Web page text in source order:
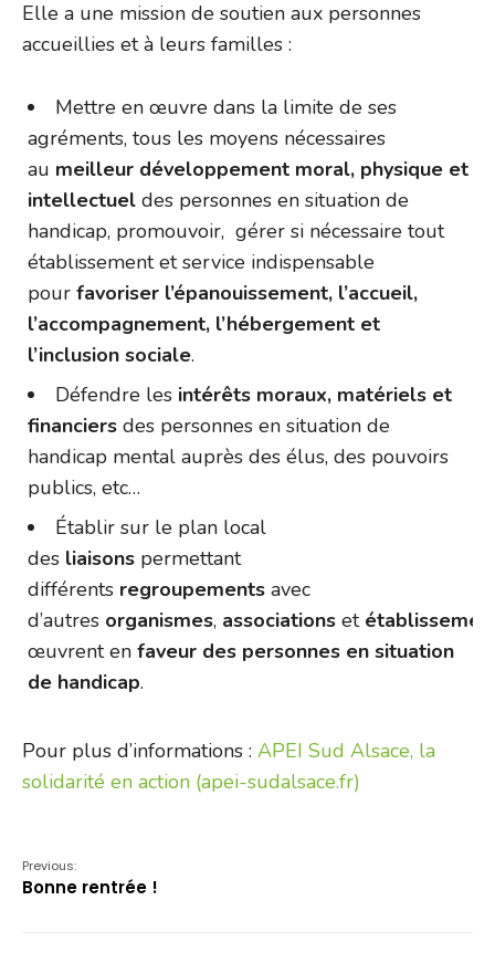
Elle a une mission de soutien aux personnes
accueillies et à leurs familles :
Mettre en œuvre dans la limite de ses
agréments, tous les moyens nécessaires
au meilleur développement moral, physique et
intellectuel des personnes en situation de
handicap, promouvoir, gérer si nécessaire tout
établissement et service indispensable
pour favoriser l’épanouissement, l’accueil,
l’accompagnement, l’hébergement et
l’inclusion sociale.
Défendre les intérêts moraux, matériels et
financiers des personnes en situation de
handicap mental auprès des élus, des pouvoirs
publics, etc…
Établir sur le plan local
des liaisons permettant
différents regroupements avec
d’autres organismes, associations et
œuvrent en faveur des personnes en situation
de handicap.
Pour plus d’informations : APEI Sud Alsace, la
solidarité en action (apei-sudalsace.fr)
Previous:
Bonne rentrée !